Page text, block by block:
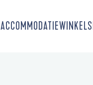
ACCOMMODATIEWINKELS